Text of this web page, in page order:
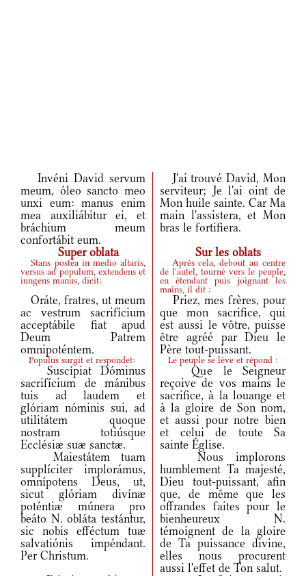
Invéni David servum
meum, óleo sancto meo
unxi eum: manus enim
mea auxiliábitur ei, et
bráchium meum
confortábit eum.
J'ai trouvé David, Mon
serviteur; Je l'ai oint de
Mon huile sainte. Car Ma
main l'assistera, et Mon
bras le fortifiera.
Super oblata
Sur les oblats
Stans postea in medio altaris,
versus ad populum, extendens et
iungens manus, dicit:
Après cela, debout au centre
de l'autel, tourné vers le peuple,
en étendant puis joignant les
mains, il dit :
Oráte, fratres, ut meum
ac vestrum sacrifícium
acceptábile fiat apud
Deum Patrem
omnipoténtem.
Priez, mes frères, pour
que mon sacrifice, qui
est aussi le vôtre, puisse
être agréé par Dieu le
Père tout-puissant.
Populus surgit et respondet: Le peuple se lève et répond :
Suscípiat Dóminus
sacrifícium de mánibus
tuis ad laudem et
glóriam nóminis sui, ad
utilitátem quoque
nostram totiúsque
Ecclésiæ suæ sanctæ.
Que le Seigneur
reçoive de vos mains le
sacrifice, à la louange et
à la gloire de Son nom,
et aussi pour notre bien
et celui de toute Sa
sainte Église.
Maiestátem tuam
supplíciter implorámus,
omnípotens Deus, ut,
sicut glóriam divínæ
poténtiæ múnera pro
beáto N. obláta testántur,
sic nobis efféctum tuæ
salvatiónis impéndant.
Per Christum.
Nous implorons
humblement Ta majesté,
Dieu tout-puissant, afin
que, de même que les
offrandes faites pour le
bienheureux N.
témoignent de la gloire
de Ta puissance divine,
elles nous procurent
aussi l'effet de Ton salut.